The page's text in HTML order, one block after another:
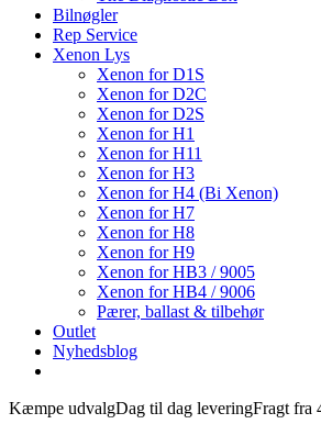
Bilnøgler
Rep Service
Xenon Lys
Xenon for D1S
Xenon for D2C
Xenon for D2S
Xenon for H1
Xenon for H11
Xenon for H3
Xenon for H4 (Bi Xenon)
Xenon for H7
Xenon for H8
Xenon for H9
Xenon for HB3 / 9005
Xenon for HB4 / 9006
Pærer, ballast & tilbehør
Outlet
Nyhedsblog
Kæmpe udvalgDag til dag leveringFragt fra